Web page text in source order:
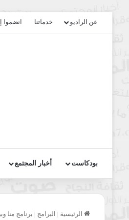
عن الراديو خدماتنا انضموا
بودكاست أخبار المجتمع
الرئيسية | البرامج | برنامج منا